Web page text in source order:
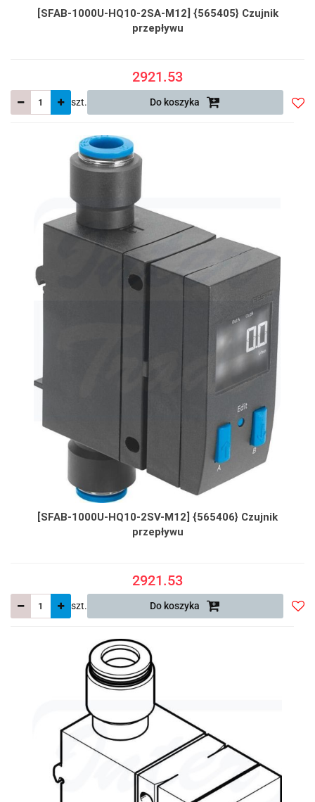
[SFAB-1000U-HQ10-2SA-M12] {565405} Czujnik
przepływu
2921.53
szt. Do koszyka
[SFAB-1000U-HQ10-2SV-M12] {565406} Czujnik
przepływu
2921.53
szt. Do koszyka